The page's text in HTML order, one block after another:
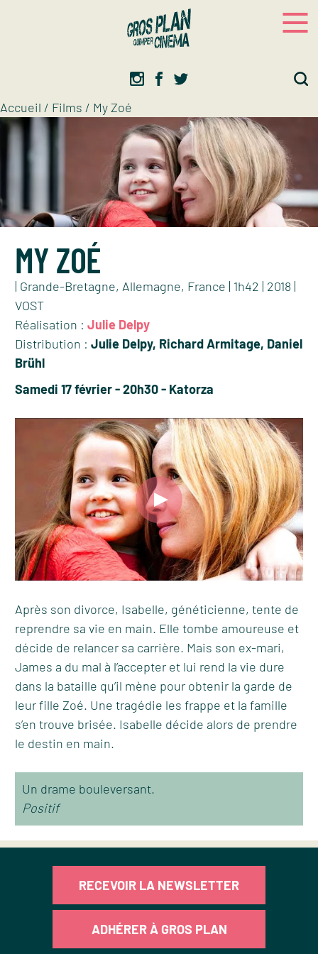
Accueil / Films / My Zoé
MY ZOÉ
| Grande-Bretagne, Allemagne, France | 1h42 | 2018 |
VOST
Réalisation : Julie Delpy
Distribution : Julie Delpy, Richard Armitage, Daniel
Brühl
Samedi 17 février - 20h30 - Katorza
Après son divorce, Isabelle, généticienne, tente de
reprendre sa vie en main. Elle tombe amoureuse et
décide de relancer sa carrière. Mais son ex-mari,
James a du mal à l’accepter et lui rend la vie dure
dans la bataille qu’il mène pour obtenir la garde de
leur fille Zoé. Une tragédie les frappe et la famille
s’en trouve brisée. Isabelle décide alors de prendre
le destin en main.
Un drame bouleversant.
Positif
RECEVOIR LA NEWSLETTER
ADHÉRER À GROS PLAN